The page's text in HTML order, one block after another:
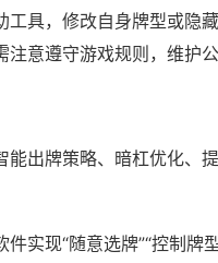
具，修改自身牌型或隐
意遵守游戏规则，维护公
出牌策略、暗杠优化、
实现“随意选牌”“控制牌型